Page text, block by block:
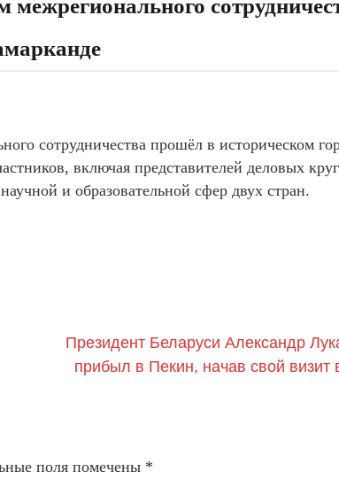
сотрудничества прошёл в историческом
включая представителей деловых
и образовательной сфер двух стран.
Президент Беларуси Александр
прибыл в Пекин, начав свой визит
поля помечены *